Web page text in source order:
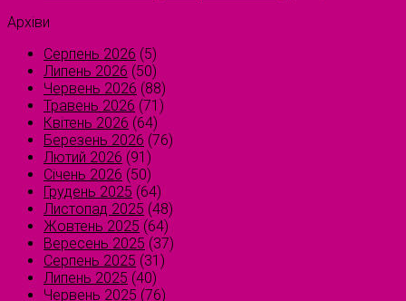
Архіви
Серпень 2026 (5)
Липень 2026 (50)
Червень 2026 (88)
Травень 2026 (71)
Квітень 2026 (64)
Березень 2026 (76)
Лютий 2026 (91)
Січень 2026 (50)
Грудень 2025 (64)
Листопад 2025 (48)
Жовтень 2025 (64)
Вересень 2025 (37)
Серпень 2025 (31)
Липень 2025 (40)
Червень 2025 (76)